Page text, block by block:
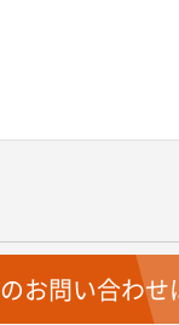
お問い合わせ